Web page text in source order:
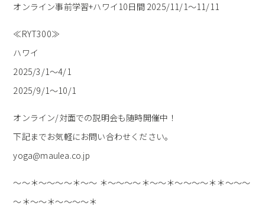
オンライン事前学習+ハワイ10日間 2025/11/1〜11/11
≪RYT300≫
ハワイ
2025/3/1〜4/1
2025/9/1〜10/1
オンライン/対面での説明会も随時開催中！
下記までお気軽にお問い合わせください。
yoga@maulea.co.jp
～～＊～～～～＊～～ ＊～～～～＊～～＊～～～～＊＊～～～
～＊～～＊～～～～＊